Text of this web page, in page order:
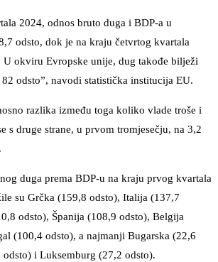
2024, odnos bruto duga i BDP-a u
odsto, dok je na kraju četvrtog kvartala
U okviru Evropske unije, dug takođe bilježi
odsto”, navodi statistička institucija EU.
razlika između toga koliko vlade troše i
s druge strane, u prvom tromjesečju, na 3,2
duga prema BDP-u na kraju prvog kvartala
su Grčka (159,8 odsto), Italija (137,7
odsto), Španija (108,9 odsto), Belgija
(100,4 odsto), a najmanji Bugarska (22,6
i Luksemburg (27,2 odsto).